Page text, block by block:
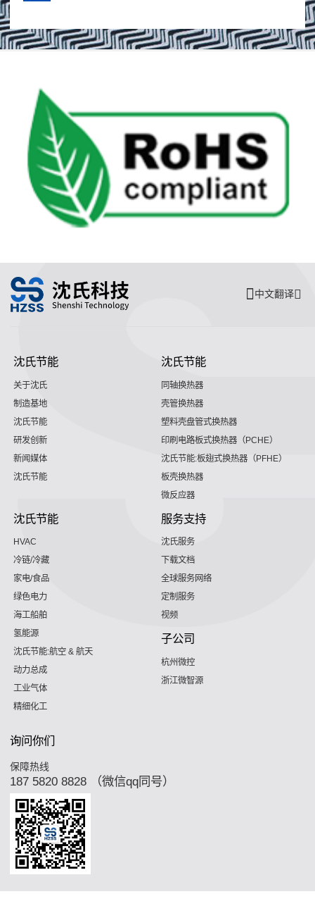
中文翻译
沈氏节能
关于沈氏
制造基地
沈氏节能
研发创新
新闻媒体
沈氏节能
沈氏节能
同轴换热器
壳管换热器
塑料壳盘管式换热器
印刷电路板式换热器（PCHE）
沈氏节能:板翅式换热器（PFHE）
板壳换热器
微反应器
沈氏节能
HVAC
冷链/冷藏
家电/食品
绿色电力
海工船舶
氢能源
沈氏节能:航空 & 航天
动力总成
工业气体
精细化工
服务支持
沈氏服务
下载文档
全球服务网络
定制服务
视频
子公司
杭州微控
浙江微智源
询问你们
保障热线
187 5820 8828 （微信qq同号）